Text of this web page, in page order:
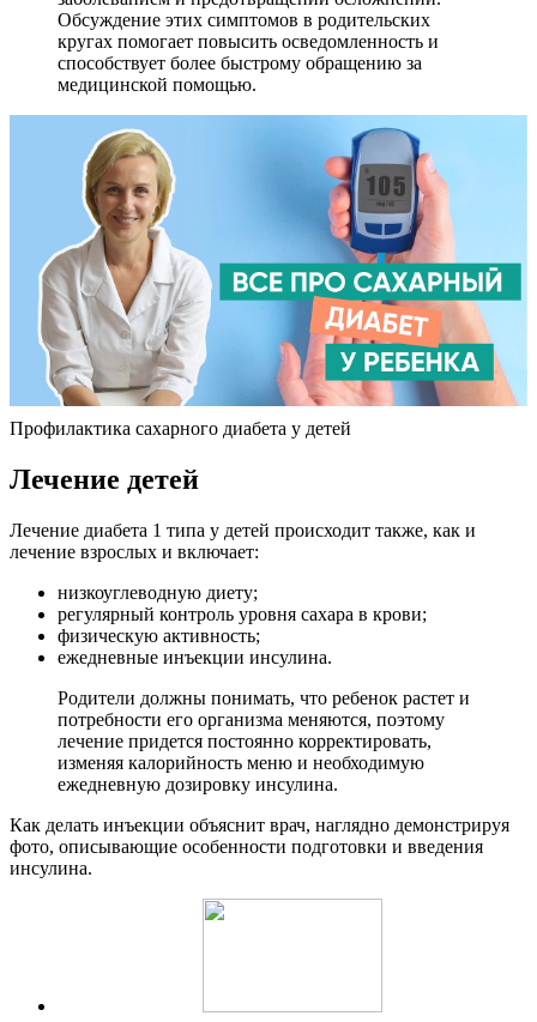
Обсуждение этих симптомов в родительских
кругах помогает повысить осведомленность и
способствует более быстрому обращению за
медицинской помощью.
Профилактика сахарного диабета у детей
Лечение детей
Лечение диабета 1 типа у детей происходит также, как и
лечение взрослых и включает:
низкоуглеводную диету;
регулярный контроль уровня сахара в крови;
физическую активность;
ежедневные инъекции инсулина.
Родители должны понимать, что ребенок растет и
потребности его организма меняются, поэтому
лечение придется постоянно корректировать,
изменяя калорийность меню и необходимую
ежедневную дозировку инсулина.
Как делать инъекции объяснит врач, наглядно демонстрируя
фото, описывающие особенности подготовки и введения
инсулина.